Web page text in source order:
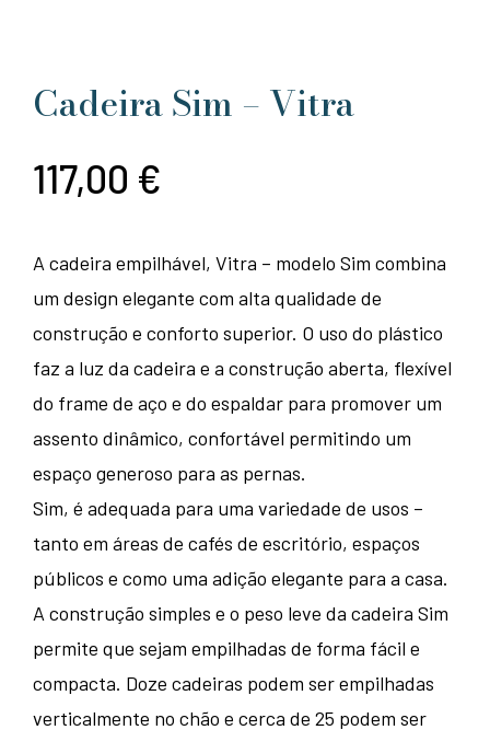
Cadeira Sim – Vitra
117,00 €
A cadeira empilhável, Vitra – modelo Sim combina
um design elegante com alta qualidade de
construção e conforto superior. O uso do plástico
faz a luz da cadeira e a construção aberta, flexível
do frame de aço e do espaldar para promover um
assento dinâmico, confortável permitindo um
espaço generoso para as pernas.
Sim, é adequada para uma variedade de usos –
tanto em áreas de cafés de escritório, espaços
públicos e como uma adição elegante para a casa.
A construção simples e o peso leve da cadeira Sim
permite que sejam empilhadas de forma fácil e
compacta. Doze cadeiras podem ser empilhadas
verticalmente no chão e cerca de 25 podem ser